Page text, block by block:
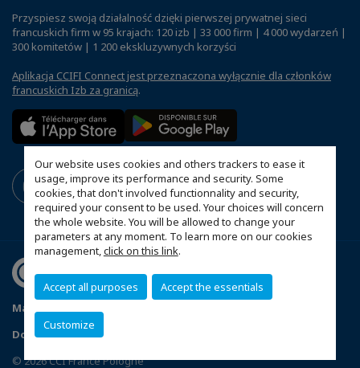
Our website uses cookies and others trackers to ease it
usage, improve its performance and security. Some
cookies, that don't involved functionnality and security,
required your consent to be used. Your choices will concern
the whole website. You will be allowed to change your
parameters at any moment. To learn more on our cookies
management,click on this link.
Accept all purposes Accept the essentials
Customize
Przyspiesz swoją działalność dzięki pierwszej prywatnej sieci
francuskich firm w 95 krajach: 120 izb | 33 000 firm | 4 000 wydarzeń |
300 komitetów | 1 200 ekskluzywnych korzyści
Aplikacja CCIFI Connect jest przeznaczona wyłącznie dla członków
francuskich Izb za granicą.
Mapa witryny
Dopasuj swoje ustawienia cookies
© 2026 CCI France Pologne